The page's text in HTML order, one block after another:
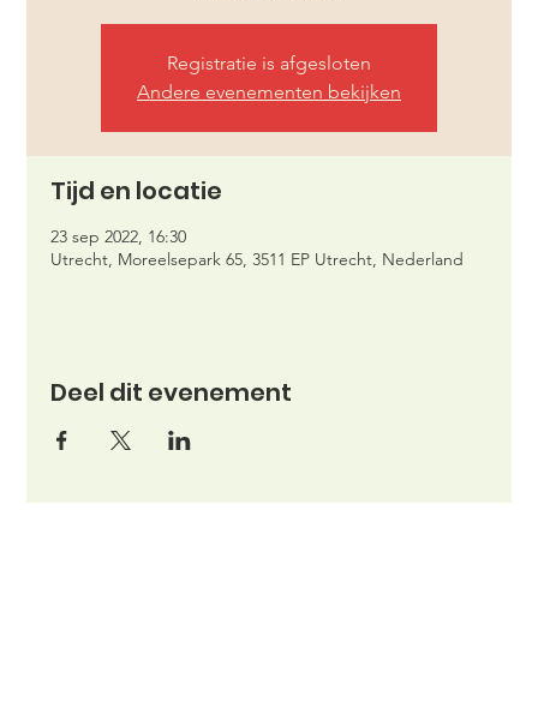
Registratie is afgesloten
Andere evenementen bekijken
Tijd en locatie
23 sep 2022, 16:30
Utrecht, Moreelsepark 65, 3511 EP Utrecht, Nederland
Deel dit evenement